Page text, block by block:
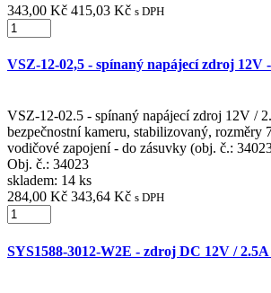
343,00 Kč 415,03 Kč s DPH
VSZ-12-02,5 - spínaný napájecí zdroj 12V
VSZ-12-02.5 - spínaný napájecí zdroj 12V /
bezpečnostní kameru, stabilizovaný, rozměry
vodičové zapojení - do zásuvky (obj. č.:
Obj. č.: 34023
skladem: 14 ks
284,00 Kč 343,64 Kč s DPH
SYS1588-3012-W2E - zdroj DC 12V /